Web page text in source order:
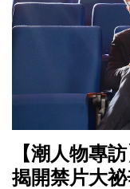
【潮人物專
揭開禁片大